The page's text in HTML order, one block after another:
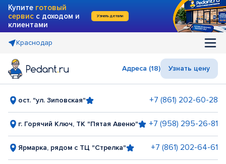
Купите готовый
сервис с доходом и
клиентами
Узнать детали
Краснодар
Адреса (18) Узнать цену
ост. "ул. Зиповская" +7 (861) 202-60-28
г. Горячий Ключ, ТК "Пятая Авеню" +7 (958) 295-26-81
Ярмарка, рядом с ТЦ "Стрелка" +7 (861) 202-64-61